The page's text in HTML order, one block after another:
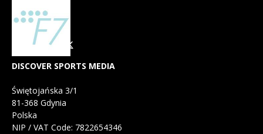
DISCOVER SPORTS MEDIA
Świętojańska 3/1
81-368 Gdynia
Polska
NIP / VAT Code: 7822654346